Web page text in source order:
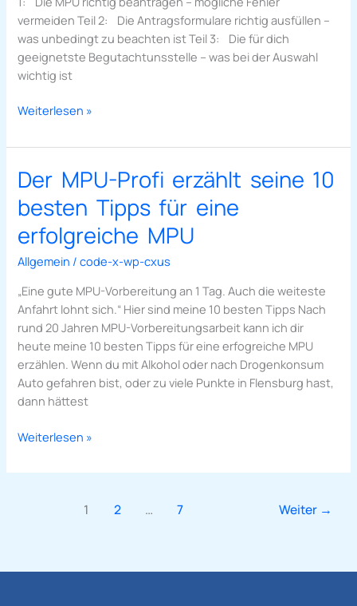
vermeiden Teil 2: Die Antragsformulare richtig ausfüllen –
was unbedingt zu beachten ist Teil 3: Die für dich
geeignetste Begutachtunsstelle – was bei der Auswahl
wichtig ist
-
Teil
1
Weiterlesen »
Der MPU-Profi erzählt seine 10
besten Tipps für eine
erfolgreiche MPU
Allgemein /code-x-wp-cxus
„Eine gute MPU-Vorbereitung an 1 Tag. Auch die weiteste
Anfahrt lohnt sich.“ Hier sind meine 10 besten Tipps Nach
rund 20 Jahren MPU-Vorbereitungsarbeit kann ich dir
heute meine 10 besten Tipps für eine erfogreiche MPU
erzählen. Wenn du mit Alkohol oder nach Drogenkonsum
Auto gefahren bist, oder zu viele Punkte in Flensburg hast,
dann hättest
Der
MPU-
Profi
erzählt
seine
10
besten
Tipps
eine
erfolgreiche
MPU
Weiterlesen »
1 2 … 7 Weiter →